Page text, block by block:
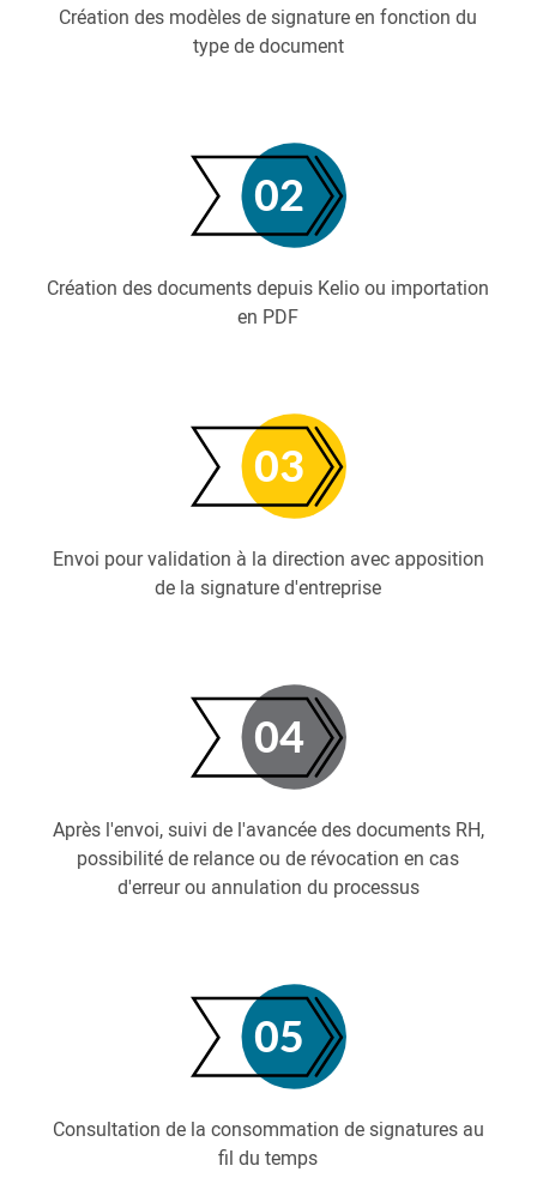
Création des modèles de signature en fonction du
type de document
Création des documents depuis Kelio ou importation
en PDF
Envoi pour validation à la direction avec apposition
de la signature d'entreprise
Après l'envoi, suivi de l'avancée des documents RH,
possibilité de relance ou de révocation en cas
d'erreur ou annulation du processus
Consultation de la consommation de signatures au
fil du temps